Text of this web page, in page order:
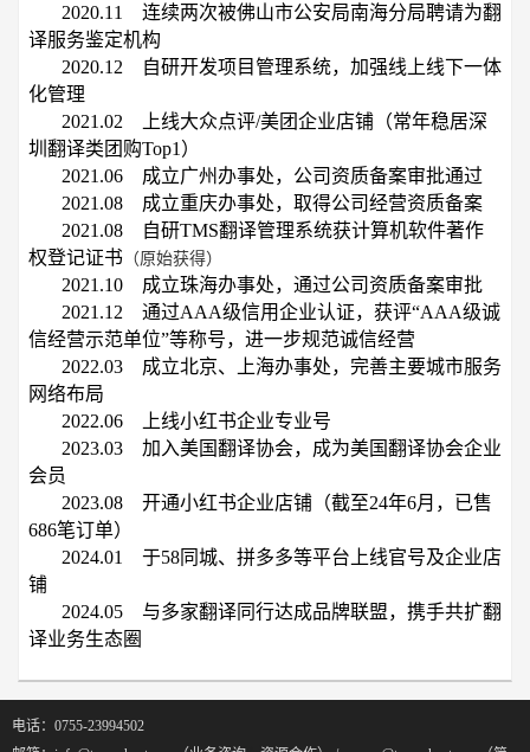
2020.11 连续两次被佛山市公安局南海分局聘请为翻
译服务鉴定机构
2020.12 自研开发项目管理系统，加强线上线下一体
化管理
2021.02 上线大众点评/美团企业店铺（常年稳居深
圳翻译类团购Top1）
2021.06 成立广州办事处，公司资质备案审批通过
2021.08 成立重庆办事处，取得公司经营资质备案
2021.08 自研TMS翻译管理系统获计算机软件著作
权登记证书 （原始获得）
2021.10 成立珠海办事处，通过公司资质备案审批
2021.12 通过AAA级信用企业认证，获评“AAA级诚
信经营示范单位”等称号，进一步规范诚信经营
2022.03 成立北京、上海办事处，完善主要城市服务
网络布局
2022.06 上线小红书企业专业号
2023.03 加入美国翻译协会，成为美国翻译协会企业
会员
2023.08 开通小红书企业店铺（截至24年6月，已售
686笔订单）
2024.01 于58同城、拼多多等平台上线官号及企业店
铺
2024.05 与多家翻译同行达成品牌联盟，携手共扩翻
译业务生态圈
电话：0755-23994502